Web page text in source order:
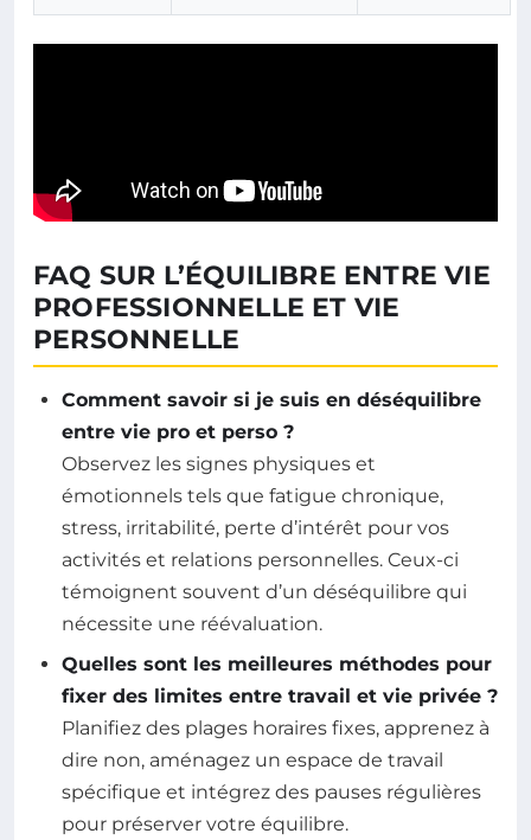
FAQ SUR L’ÉQUILIBRE ENTRE VIE
PROFESSIONNELLE ET VIE
PERSONNELLE
Comment savoir si je suis en déséquilibre
entre vie pro et perso ?
Observez les signes physiques et
émotionnels tels que fatigue chronique,
stress, irritabilité, perte d’intérêt pour vos
activités et relations personnelles. Ceux-ci
témoignent souvent d’un déséquilibre qui
nécessite une réévaluation.
Quelles sont les meilleures méthodes pour
fixer des limites entre travail et vie privée ?
Planifiez des plages horaires fixes, apprenez à
dire non, aménagez un espace de travail
spécifique et intégrez des pauses régulières
pour préserver votre équilibre.